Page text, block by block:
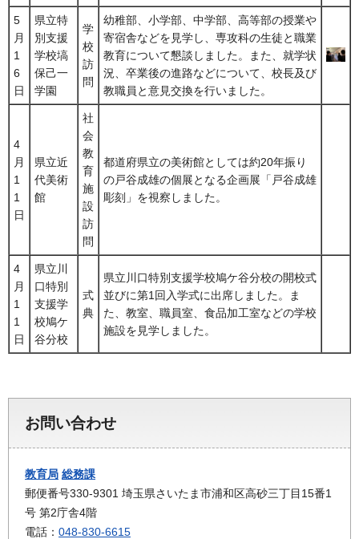
5
月
1
6
日
県立特
別支援
学校塙
保己一
学園
学
校
訪
問
幼稚部、小学部、中学部、高等部の授業や
寄宿舎などを見学し、専攻科の生徒と職業
教育について懇談しました。また、就学状
況、卒業後の進路などについて、校長及び
教職員と意見交換を行いました。
4
月
1
1
日
県立近
代美術
館
社
会
教
育
施
設
訪
問
都道府県立の美術館としては約20年振り
の戸谷成雄の個展となる企画展「戸谷成雄
彫刻」を視察しました。
4
月
1
1
日
県立川
口特別
支援学
校鳩ケ
谷分校
式
典
県立川口特別支援学校鳩ケ谷分校の開校式
並びに第1回入学式に出席しました。ま
た、教室、職員室、食品加工室などの学校
施設を見学しました。
お問い合わせ
教育局 総務課
郵便番号330-9301 埼玉県さいたま市浦和区高砂三丁目15番1
号 第2庁舎4階
電話： 048-830-6615